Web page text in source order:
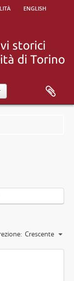
english
Crescente